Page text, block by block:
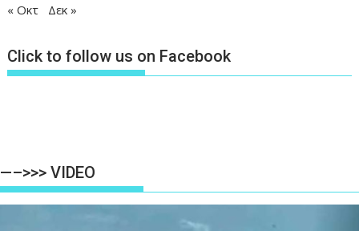
« Οκτ Δεκ »
Click to follow us on Facebook
—–>>> VIDEO